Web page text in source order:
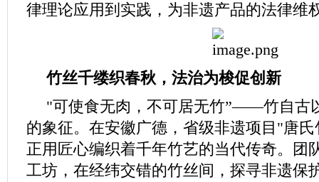
律理论应用到实践，为非遗产品的法律维
竹丝千缕织春秋，法治为梭促创新
"可使食无肉，不可居无竹”——竹自古
的象征。在安徽广德，省级非遗项目"唐
正用匠心编织着千年竹艺的当代传奇。团
工坊，在经纬交错的竹丝间，探寻非遗保